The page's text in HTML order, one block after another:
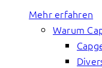
Mehr erfahren
Warum